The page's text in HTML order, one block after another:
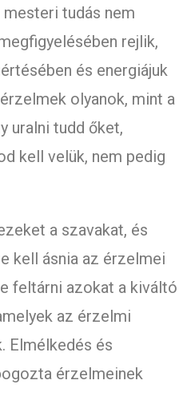
tudás nem
rejlik,
és energiájuk
olyanok, mint a
uralni tudd őket,
kell velük, nem pedig
a szavakat, és
kell ásnia az érzelmei
feltárni azokat a kiváltó
az érzelmi
Elmélkedés és
érzelmeinek